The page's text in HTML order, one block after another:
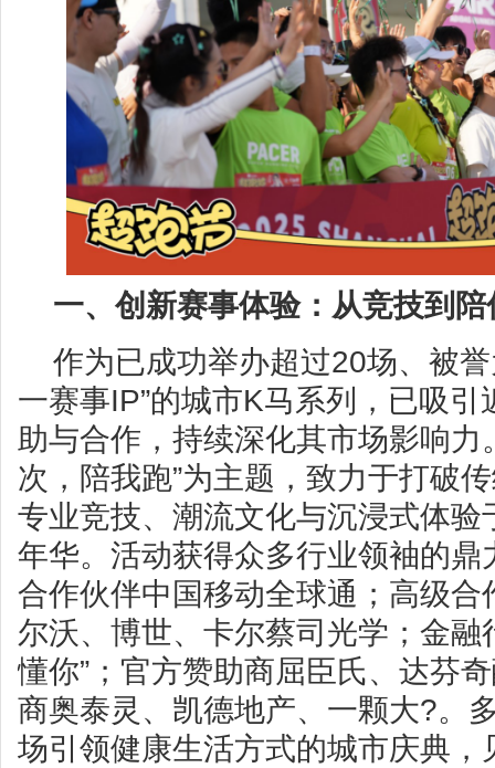
一、创新赛事体验：从竞技到
作为已成功举办超过20场、被
一赛事IP”的城市K马系列，已吸
助与合作，持续深化其市场影响力
次，陪我跑”为主题，致力于打破
专业竞技、潮流文化与沉浸式体验
年华。活动获得众多行业领袖的鼎
合作伙伴中国移动全球通；高级合
尔沃、博世、卡尔蔡司光学；金融
懂你”；官方赞助商屈臣氏、达芬
商奥泰灵、凯德地产、一颗大?。
场引领健康生活方式的城市庆典，